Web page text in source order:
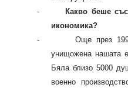
-
Какво беше
икономика?
-
Още през
унищожена нашата
Бяла близо 5000
военно